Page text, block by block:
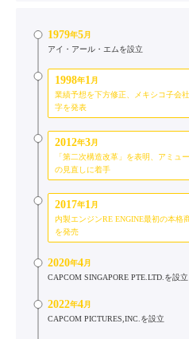
1979年5月
アイ・アール・エムを設立
1998年1月
業績予想を下方修正、メキシコ子会
字を発表
2012年3月
「第二次構造改革」を表明、アミュ
の見直しに着手
2017年1月
内製エンジンRE ENGINE最初の本格
を発売
2020年4月
CAPCOM SINGAPORE PTE.LTD.を設立
2022年4月
CAPCOM PICTURES,INC.を設立